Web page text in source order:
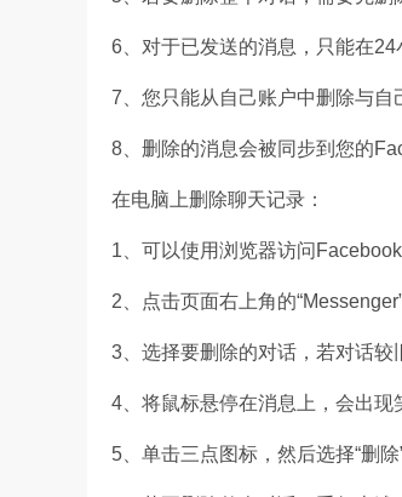
6、对于已发送的消息，只能在24
7、您只能从自己账户中删除与自
8、删除的消息会被同步到您的
在电脑上删除聊天记录：
1、可以使用浏览器访问
2、点击页面右上角的
3、选择要删除的对话，若对话较
4、将鼠标悬停在消息上，会出现
5、单击三点图标，然后选择“删